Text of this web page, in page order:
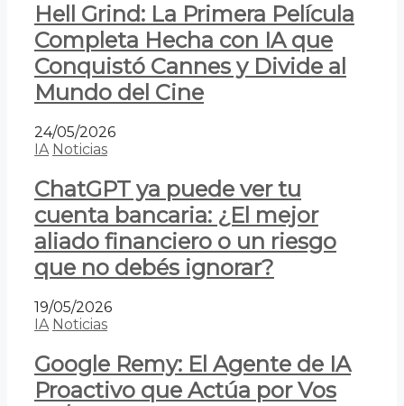
Hell Grind: La Primera Película
Completa Hecha con IA que
Conquistó Cannes y Divide al
Mundo del Cine
24/05/2026
IA Noticias
ChatGPT ya puede ver tu
cuenta bancaria: ¿El mejor
aliado financiero o un riesgo
que no debés ignorar?
19/05/2026
IA Noticias
Google Remy: El Agente de IA
Proactivo que Actúa por Vos